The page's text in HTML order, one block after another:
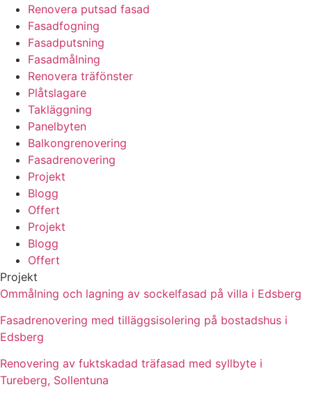
Renovera putsad fasad
Fasadfogning
Fasadputsning
Fasadmålning
Renovera träfönster
Plåtslagare
Takläggning
Panelbyten
Balkongrenovering
Fasadrenovering
Projekt
Blogg
Offert
Projekt
Blogg
Offert
Projekt
Ommålning och lagning av sockelfasad på villa i Edsberg
Fasadrenovering med tilläggsisolering på bostadshus i
Edsberg
Renovering av fuktskadad träfasad med syllbyte i
Tureberg, Sollentuna